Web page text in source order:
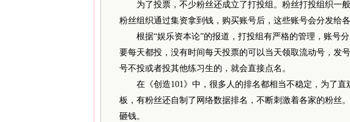
为了投票，不少粉丝还成立了打投组。粉丝打投组织一般
粉丝组织通过集资拿到钱，购买账号后，这些账号会分发给
根据“娱乐资本论”的报道，打投组有严格的管理，账号分
要每天都投，没有时间每天投票的可以当天领取流动号，发
号不投或者投其他练习生的，就会直接点名。
在《创造101》中，很多人的排名都相当不稳定，为了直
板，有粉丝还自制了网络数据排名，不断刺激着各家的粉
砸钱。